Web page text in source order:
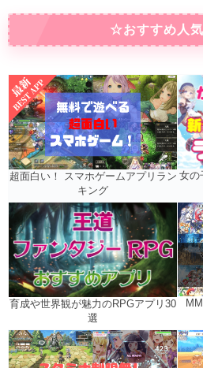
☆おすすめ人
超面白い！ スマホゲームアプリラン
キング
女の
育成や世界観が魅力のRPGアプリ30
選